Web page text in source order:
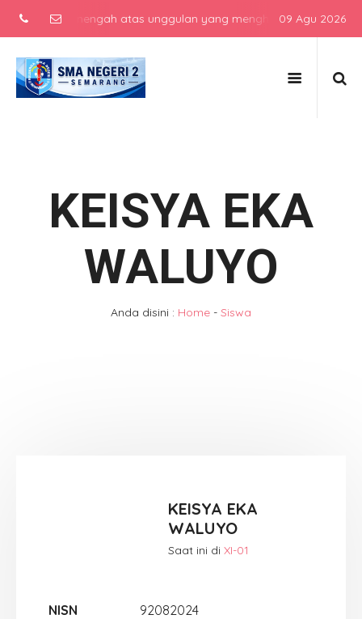
menengah atas unggulan yang menghasilkan lulusan
09 Agu 2026
KEISYA EKA
WALUYO
Anda disini : Home - Siswa
KEISYA EKA
WALUYO
Saat ini diXI-01
NISN 92082024